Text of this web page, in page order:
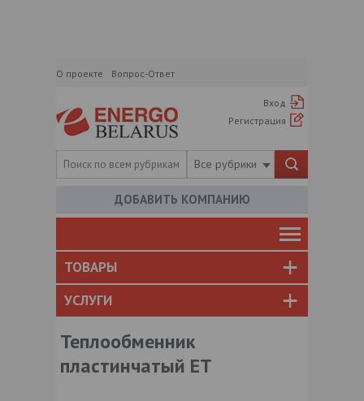
О проекте Вопрос-Ответ
Вход
Регистрация
Все рубрики
ДОБАВИТЬ КОМПАНИЮ
ТОВАРЫ
УСЛУГИ
Теплообменник
пластинчатый ЕТ